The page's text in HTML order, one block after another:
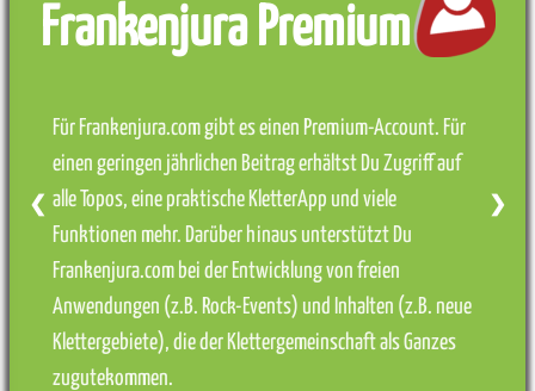
Frankenjura Premium
Für Frankenjura.com gibt es einen Premium-Account. Für
einen geringen jährlichen Beitrag erhältst Du Zugriff auf
alle Topos, eine praktische KletterApp und viele
Funktionen mehr. Darüber hinaus unterstützt Du
Frankenjura.com bei der Entwicklung von freien
Anwendungen (z.B. Rock-Events) und Inhalten (z.B. neue
Klettergebiete), die der Klettergemeinschaft als Ganzes
zugutekommen.
❮ ❯